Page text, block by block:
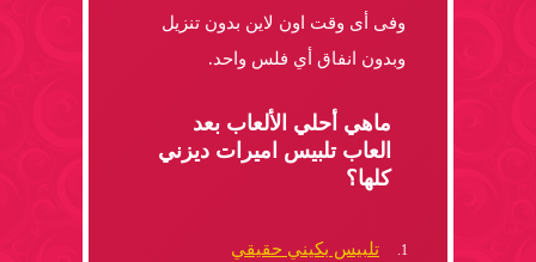
وفى أى وقت اون لاين بدون تنزيل
وبدون انفاق أي فلس واحد.
ماهي أحلي الألعاب بعد
العاب تلبيس اميرات ديزني
كلها؟
تلبيس بكيني حقيقي